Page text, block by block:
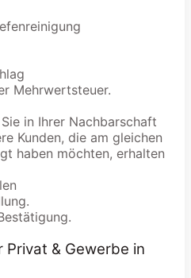
Mehrwertsteuer.
in Ihrer Nachbarschaft
Kunden, die am gleichen
haben möchten, erhalten
& Gewerbe in